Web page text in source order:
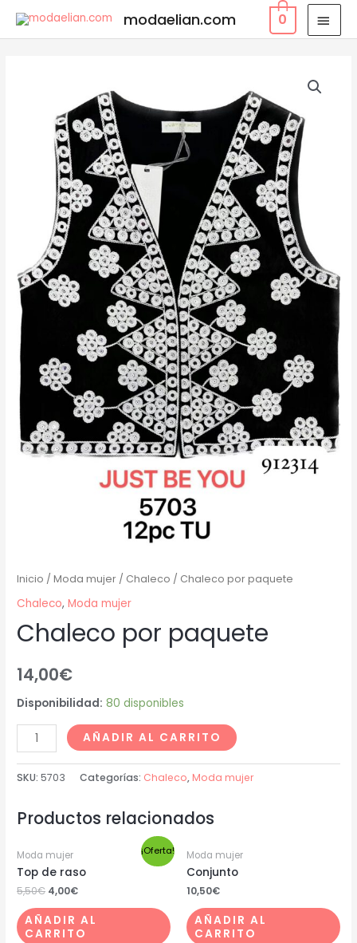
modaelian.com 0
Inicio /Moda mujer / Chaleco / Chaleco por paquete
Chaleco,Moda mujer
Chaleco por paquete
14,00€
Disponibilidad: 80 disponibles
AÑADIR AL CARRITO
SKU:5703 Categorías: Chaleco, Moda mujer
Productos relacionados
¡Oferta!
Moda mujer
Top de raso
5,50€ 4,00€
AÑADIR AL
CARRITO
Moda mujer
Conjunto
10,50€
AÑADIR AL
CARRITO